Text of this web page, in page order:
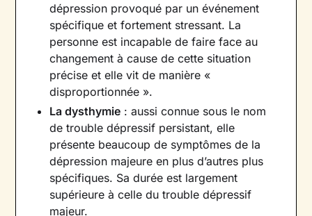
dépression provoqué par un événement
spécifique et fortement stressant. La
personne est incapable de faire face au
changement à cause de cette situation
précise et elle vit de manière «
disproportionnée ».
La dysthymie : aussi connue sous le nom
de trouble dépressif persistant, elle
présente beaucoup de symptômes de la
dépression majeure en plus d’autres plus
spécifiques. Sa durée est largement
supérieure à celle du trouble dépressif
majeur.